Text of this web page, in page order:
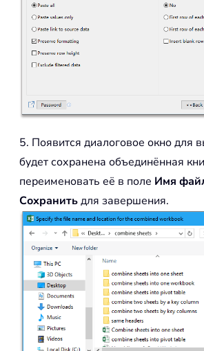
5. Появится диалоговое окно для
будет сохранена объединённая
переименовать её в поле Имя
Сохранитьдля завершения.